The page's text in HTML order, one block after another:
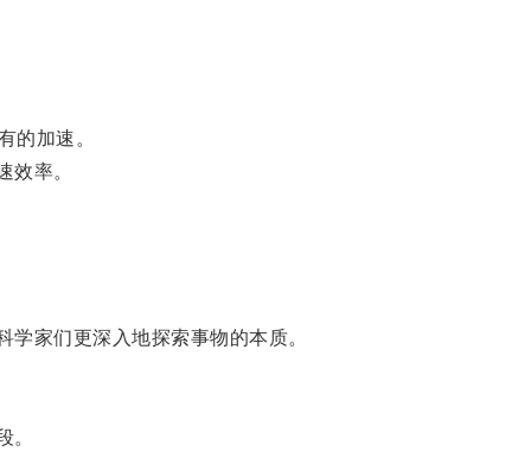
的加速。
率。
家们更深入地探索事物的本质。
。